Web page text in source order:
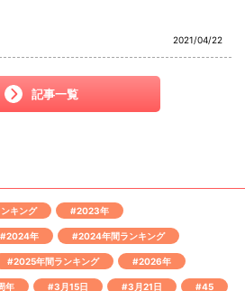
2021/04/22
記事一覧
キング #2023年
#2024年 #2024年間ランキング
#2025年間ランキング #2026年
年 #3月15日 #3月21日 #45